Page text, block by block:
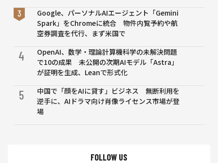
Google、パーソナルAIエージェント「Gemini
Spark」をChromeに統合 物件内覧予約や航
空券調査を代行、まず米国で
4
OpenAI、数学・理論計算機科学の未解決問題
で10の成果 未公開の次期AIモデル「Astra」
が証明を生成、Leanで形式化
5
中国で「顔をAIに貸す」ビジネス 無断利用を
逆手に、AIドラマ向け肖像ライセンス市場が登
場
FOLLOW US